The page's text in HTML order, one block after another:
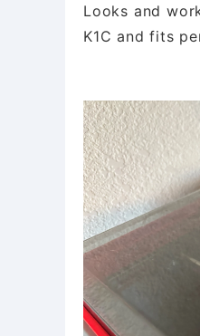
Looks and
K1C and fits